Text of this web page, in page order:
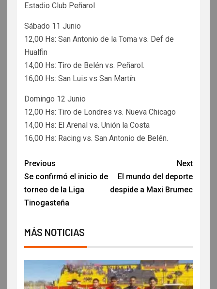
Estadio Club Peñarol
Sábado 11 Junio
12,00 Hs: San Antonio de la Toma vs. Def de
Hualfin
14,00 Hs: Tiro de Belén vs. Peñarol.
16,00 Hs: San Luis vs San Martín.
Domingo 12 Junio
12,00 Hs: Tiro de Londres vs. Nueva Chicago
14,00 Hs: El Arenal vs. Unión la Costa
16,00 Hs: Racing vs. San Antonio de Belén.
Previous
Se confirmó el inicio de
torneo de la Liga
Tinogasteña
Next
El mundo del deporte
despide a Maxi Brumec
MÁS NOTICIAS